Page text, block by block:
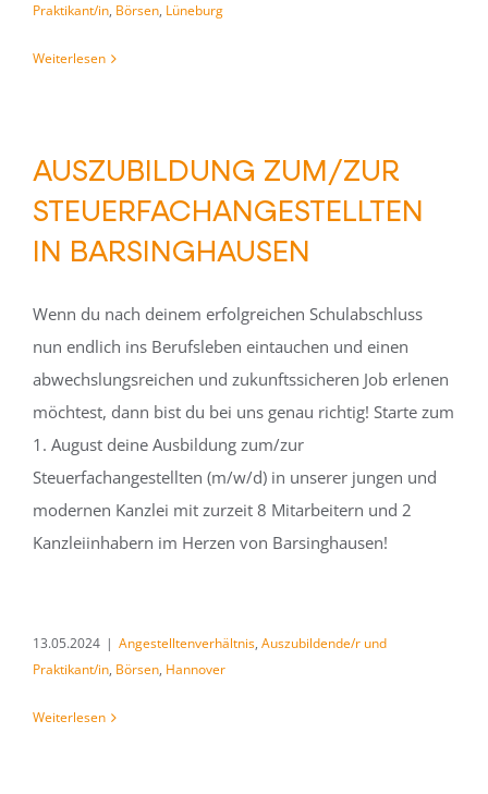
Praktikant/in, Börsen, Lüneburg
Weiterlesen
AUSZUBILDUNG ZUM/ZUR
STEUERFACHANGESTELLTEN
IN BARSINGHAUSEN
Wenn du nach deinem erfolgreichen Schulabschluss
nun endlich ins Berufsleben eintauchen und einen
abwechslungsreichen und zukunftssicheren Job erlenen
möchtest, dann bist du bei uns genau richtig! Starte zum
1. August deine Ausbildung zum/zur
Steuerfachangestellten (m/w/d) in unserer jungen und
modernen Kanzlei mit zurzeit 8 Mitarbeitern und 2
Kanzleiinhabern im Herzen von Barsinghausen!
13.05.2024 | Angestelltenverhältnis, Auszubildende/r und
Praktikant/in, Börsen, Hannover
Weiterlesen